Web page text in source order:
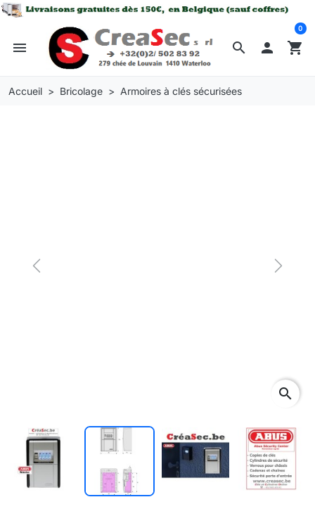
search
menu  shopping_cart
0
Accueil Bricolage Armoires à clés sécurisées
Previous Next
search